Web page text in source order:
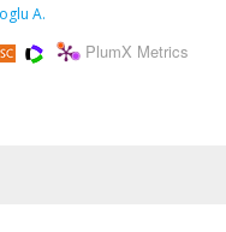
A.
PlumX Metrics